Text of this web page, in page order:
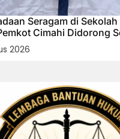
Seragam di Sekolah
Cimahi Didorong
dan Perbaikan
2026